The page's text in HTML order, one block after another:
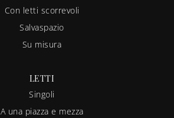
Con letti scorrevoli
Salvaspazio
Su misura
LETTI
Singoli
A una piazza e mezza